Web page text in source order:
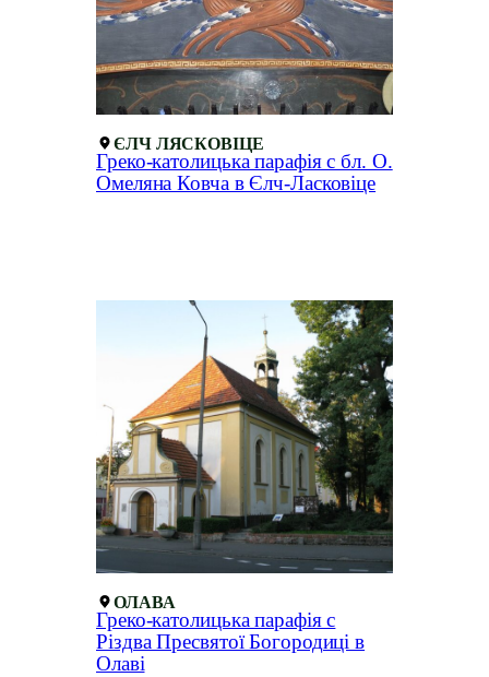
ЄЛЧ ЛЯСКОВІЦЕ
Греко-католицька парафія с бл. О.
Омеляна Ковча в Єлч-Ласковіце
ОЛАВА
Греко-католицька парафія с
Різдва Пресвятої Богородиці в
Олаві